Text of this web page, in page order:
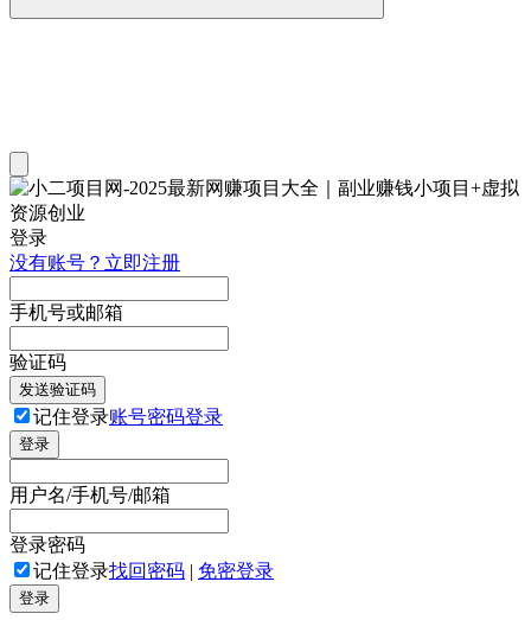
登录
没有账号？立即注册
手机号或邮箱
验证码
发送验证码
记住登录账号密码登录
登录
用户名/手机号/邮箱
登录密码
记住登录找回密码 | 免密登录
登录